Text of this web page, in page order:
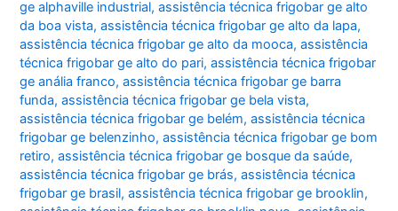
ge alphaville industrial,assistência técnica frigobar ge alto
da boa vista,assistência técnica frigobar ge alto da lapa,
assistência técnica frigobar ge alto da mooca,assistência
técnica frigobar ge alto do pari,assistência técnica frigobar
ge anália franco,assistência técnica frigobar ge barra
funda,assistência técnica frigobar ge bela vista,
assistência técnica frigobar ge belém,assistência técnica
frigobar ge belenzinho,assistência técnica frigobar ge bom
retiro,assistência técnica frigobar ge bosque da saúde,
assistência técnica frigobar ge brás,assistência técnica
frigobar ge brasil,assistência técnica frigobar ge brooklin,